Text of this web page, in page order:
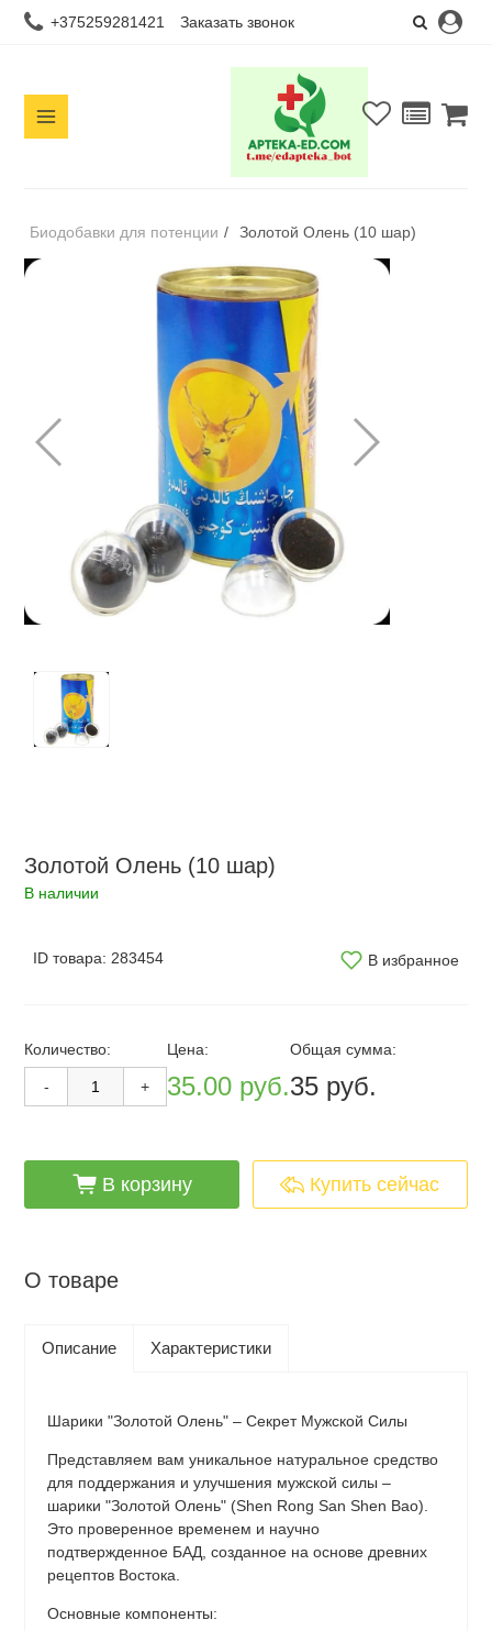
+375259281421 Заказать звонок
Биодобавки для потенции / Золотой Олень (10 шар)
Золотой Олень (10 шар)
В наличии
ID товара: 283454 В избранное
Количество:
- +
Цена:
35.00 руб.
Общая сумма:
35 руб.
cart_fill В корзину arrowshape_turn_up_left_2 Купить сейчас
О товаре
Описание Характеристики
Шарики "Золотой Олень" – Секрет Мужской Силы
Представляем вам уникальное натуральное средство
для поддержания и улучшения мужской силы –
шарики "Золотой Олень" (Shen Rong San Shen Bao).
Это проверенное временем и научно
подтвержденное БАД, созданное на основе древних
рецептов Востока.
Основные компоненты: